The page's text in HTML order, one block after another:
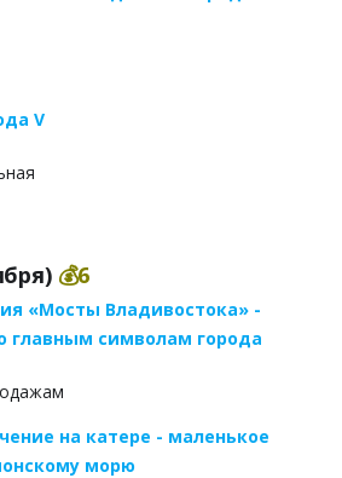
V
💰6
«Мосты Владивостока» -
главным символам города
на катере - маленькое
морю